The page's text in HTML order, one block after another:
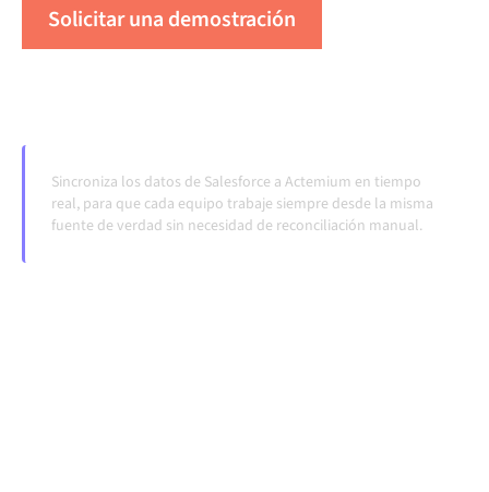
Solicitar una demostración
Sincroniza los datos de Salesforce a Actemium en tiempo
real, para que cada equipo trabaje siempre desde la misma
fuente de verdad sin necesidad de reconciliación manual.